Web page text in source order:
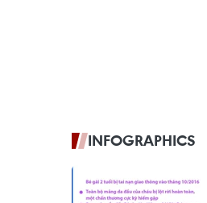
INFOGRAPHICS